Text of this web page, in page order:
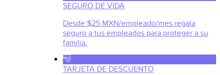
SEGURO DE VIDA
Desde $25 MXN/empleado/mes regala
seguro a tus empleados para proteger a su
familia.
TARJETA DE DESCUENTO